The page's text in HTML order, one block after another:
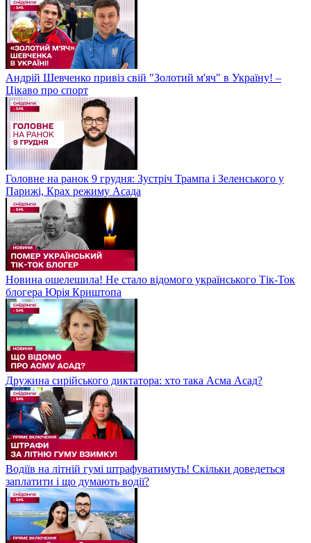
Андрій Шевченко привіз свій "Золотий м'яч" в Україну! –
Цікаво про спорт
Головне на ранок 9 грудня: Зустріч Трампа і Зеленського у
Парижі, Крах режиму Асада
Новина ошелешила! Не стало відомого українського Тік-Ток
блогера Юрія Криштопа
Дружина сирійського диктатора: хто така Асма Асад?
Водіїв на літній гумі штрафуватимуть! Скільки доведеться
заплатити і що думають водії?